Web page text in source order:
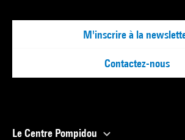
M'inscrire à la
Contactez-nous
Le Centre Pompidou